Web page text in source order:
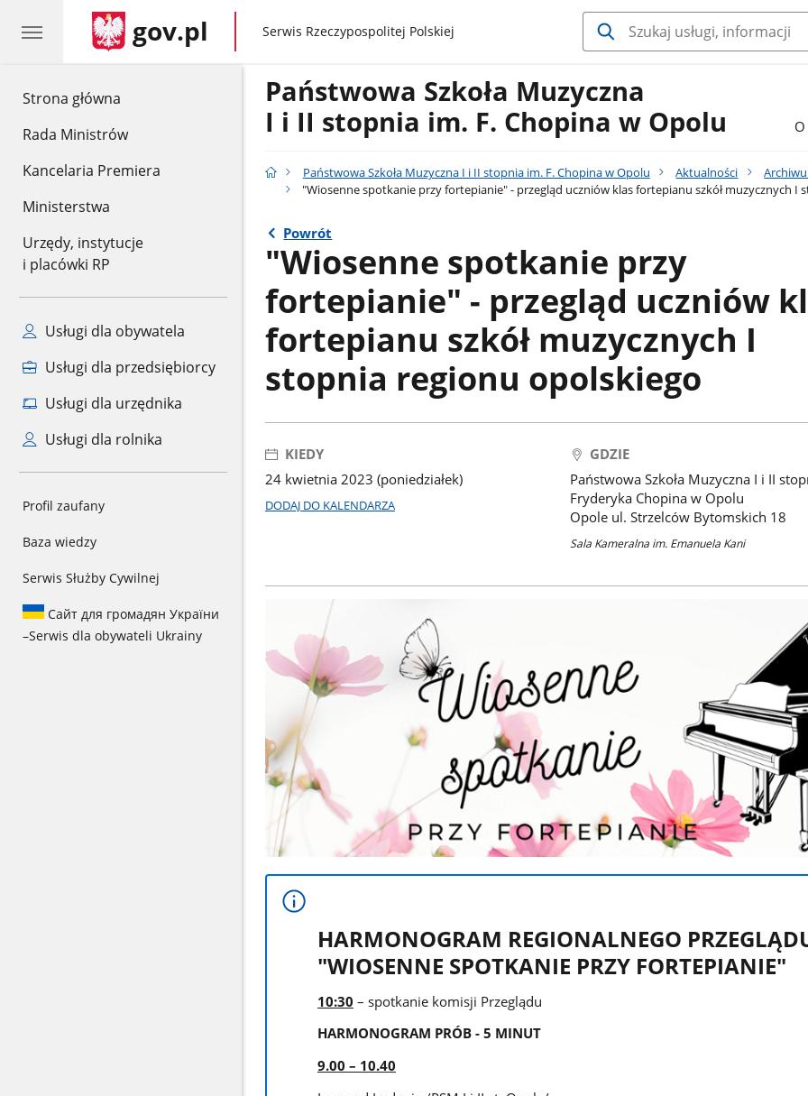
Strona główna
Rada Ministrów
Kancelaria Premiera
Ministerstwa
Urzędy, instytucje
i placówki RP
Usługi dla obywatela
Usługi dla przedsiębiorcy
Usługi dla urzędnika
Usługi dla rolnika
Profil zaufany
Baza wiedzy
Serwis Służby Cywilnej
Сайт для громадян України
–Serwis dla obywateli Ukrainy
gov.pl gov.pl
Serwis Rzeczypospolitej Polskiej
Państwowa Szkoła Muzyczna
I i II stopnia im. F. Chopina w Opolu
Państwowa Szkoła Muzyczna I i II stopnia im. F. Chopina w Opolu Aktualności
"Wiosenne spotkanie przy fortepianie" - przegląd uczniów klas fortepianu szkół muzycznych I
Powrót
"Wiosenne spotkanie przy
fortepianie" - przegląd uczniów
fortepianu szkół muzycznych I
stopnia regionu opolskiego
KIEDY
24 kwietnia 2023 (poniedziałek)
DODAJ DO KALENDARZA
GDZIE
Państwowa Szkoła Muzyczna I i II
Fryderyka Chopina w Opolu
Opole ul. Strzelców Bytomskich 18
Sala Kameralna im. Emanuela Kani
HARMONOGRAM REGIONALNEGO
"WIOSENNE SPOTKANIE PRZY FORTEPIANIE"
10:30 – spotkanie komisji Przeglądu
HARMONOGRAM PRÓB - 5 MINUT
9.00 – 10.40